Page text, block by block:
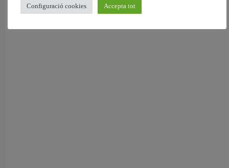
Configuració cookies Accepta tot